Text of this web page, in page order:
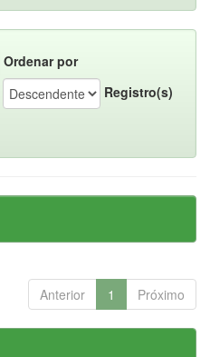
Ordenar por
Registro(s)
Anterior 1 Próximo